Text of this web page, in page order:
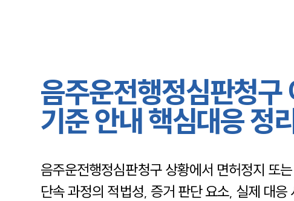
음주운전행정심판청구
기준 안내 핵심대응 정리
음주운전행정심판청구 상황에서 면허정지 또
단속 과정의 적법성, 증거 판단 요소, 실제 대